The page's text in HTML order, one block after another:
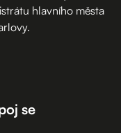
hlavního města
se